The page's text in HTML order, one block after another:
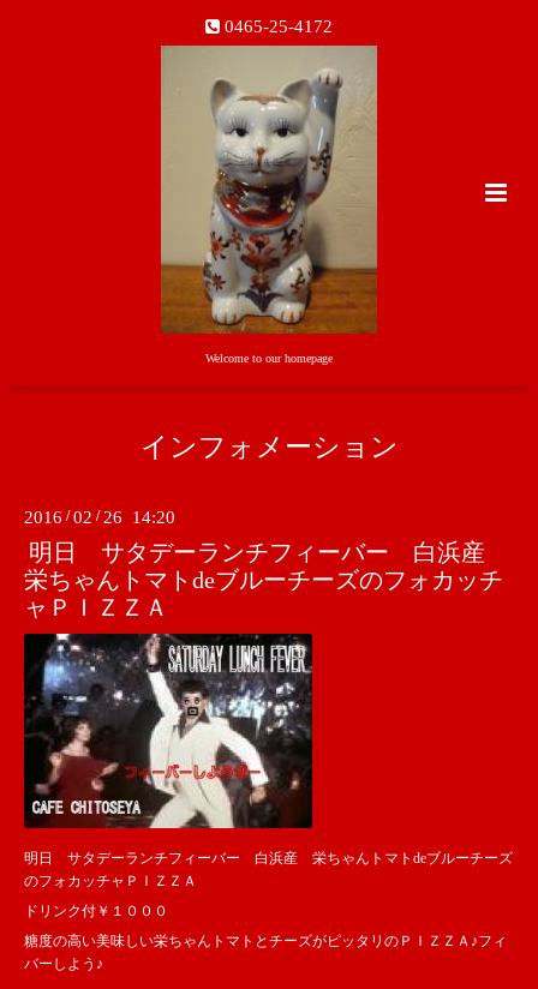
0465-25-4172
Welcome to our homepage
インフォメーション
2016 /02 / 26 14:20
明日 サタデーランチフィーバー 白浜産
栄ちゃんトマトdeブルーチーズのフォカッチ
ャＰＩＺＺＡ
明日 サタデーランチフィーバー 白浜産 栄ちゃんトマトdeブルーチーズ
のフォカッチャＰＩＺＺＡ
ドリンク付￥１０００
糖度の高い美味しい栄ちゃんトマトとチーズがピッタリのＰＩＺＺＡ♪フィ
バーしよう♪